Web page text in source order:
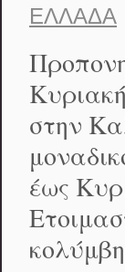
ΕΛΛΆΔΑ
στην
έως